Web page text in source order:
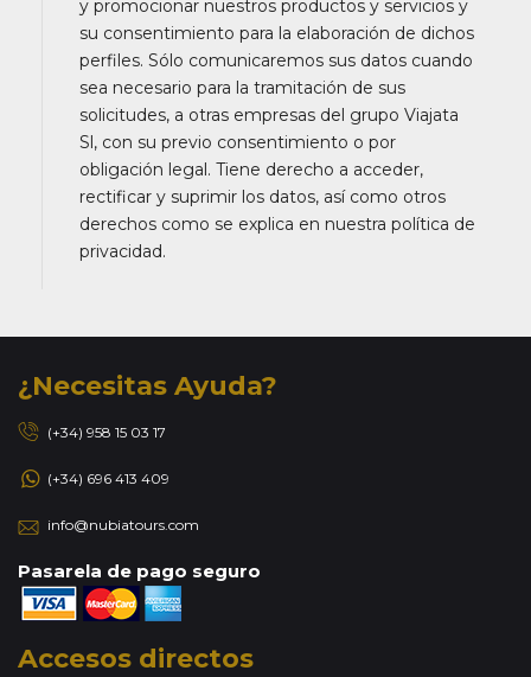
y promocionar nuestros productos y servicios y
su consentimiento para la elaboración de dichos
perfiles. Sólo comunicaremos sus datos cuando
sea necesario para la tramitación de sus
solicitudes, a otras empresas del grupo Viajata
Sl, con su previo consentimiento o por
obligación legal. Tiene derecho a acceder,
rectificar y suprimir los datos, así como otros
derechos como se explica en nuestra política de
privacidad.
¿Necesitas Ayuda?
(+34) 958 15 03 17
(+34) 696 413 409
info@nubiatours.com
Pasarela de pago seguro
Accesos directos